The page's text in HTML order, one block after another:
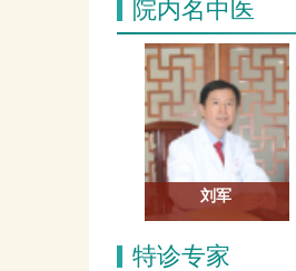
硕士研究生导师
教授
院内名中医
刘军
特诊专家